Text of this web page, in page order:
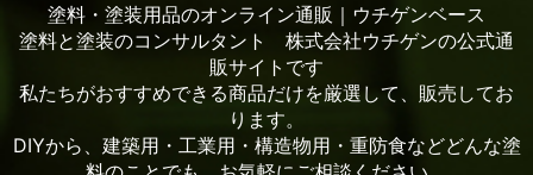
塗料・塗装用品のオンライン通販｜ウチゲンベース
塗料と塗装のコンサルタント 株式会社ウチゲンの公式通
販サイトです
私たちがおすすめできる商品だけを厳選して、販売してお
ります。
DIYから、建築用・工業用・構造物用・重防食などどんな塗